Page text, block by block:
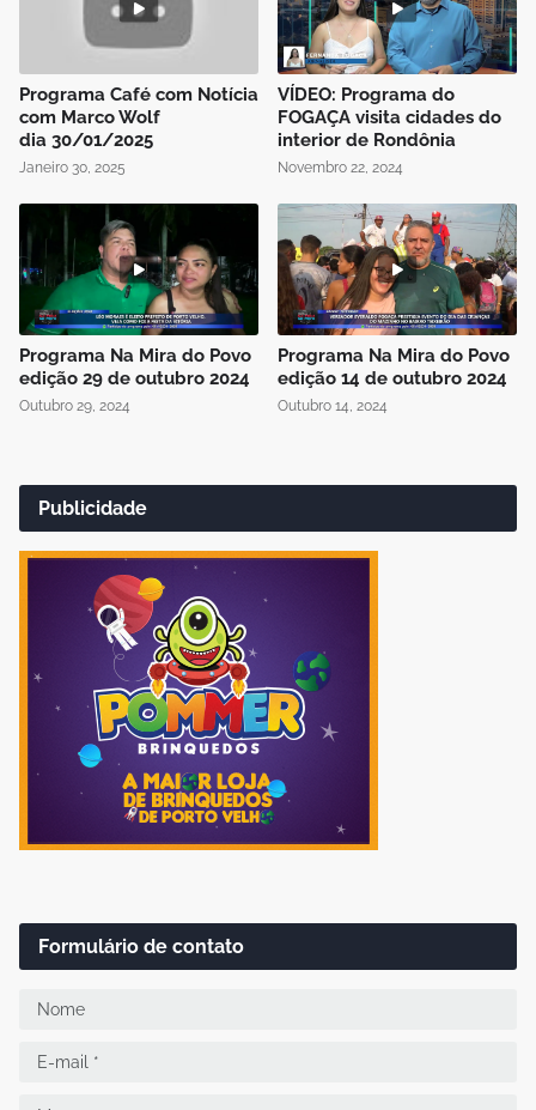
Programa Café com Notícia
com Marco Wolf
dia 30/01/2025
Janeiro 30, 2025
VÍDEO: Programa do
FOGAÇA visita cidades do
interior de Rondônia
Novembro 22, 2024
Programa Na Mira do Povo
edição 29 de outubro 2024
Outubro 29, 2024
Programa Na Mira do Povo
edição 14 de outubro 2024
Outubro 14, 2024
Publicidade
Formulário de contato